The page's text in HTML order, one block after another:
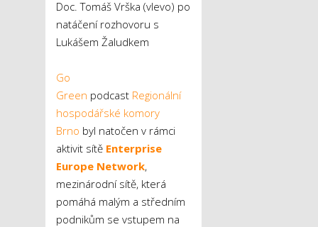
Doc. Tomáš Vrška (vlevo) po
natáčení rozhovoru s
Lukášem Žaludkem
Go
Green podcast Regionální
hospodářské komory
Brno byl natočen v rámci
aktivit sítě Enterprise
Europe Network,
mezinárodní sítě, která
pomáhá malým a středním
podnikům se vstupem na